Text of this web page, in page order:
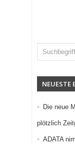
NEUESTE
Die neue
plötzlich
ADATA